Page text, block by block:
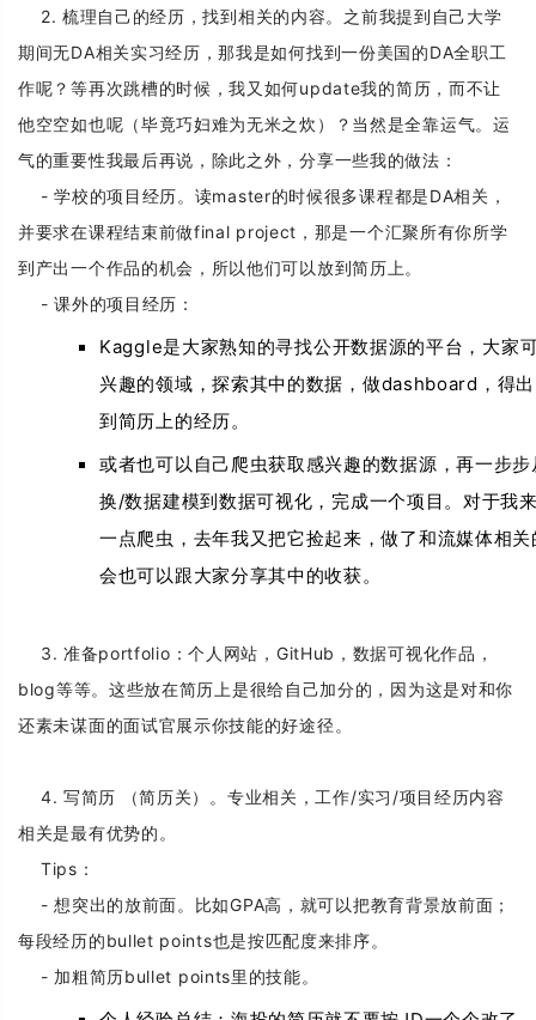
2. 梳理自己的经历，找到相关的内容。之前我提到自己大学
期间无DA相关实习经历，那我是如何找到一份美国的DA全职工
作呢？等再次跳槽的时候，我又如何update我的简历，而不让
他空空如也呢（毕竟巧妇难为无米之炊）？当然是全靠运气。运
气的重要性我最后再说，除此之外，分享一些我的做法：
- 学校的项目经历。读master的时候很多课程都是DA相关，
并要求在课程结束前做final project，那是一个汇聚所有你所学
到产出一个作品的机会，所以他们可以放到简历上。
- 课外的项目经历：
Kaggle是大家熟知的寻找公开数据源的平台，大家
兴趣的领域，探索其中的数据，做dashboard ，得出
到简历上的经历。
或者也可以自己爬虫获取感兴趣的数据源，再一步
换/数据建模到数据可视化，完成一个项目。对于我
一点爬虫，去年我又把它捡起来，做了和流媒体相
会也可以跟大家分享其中的收获。
3. 准备portfolio：个人网站，GitHub，数据可视化作品，
blog等等。 这些放在简历上是很给自己加分的，因为这是对和你
还素未谋面的面试官展示你技能的好途径。
4. 写简历 （简历关）。专业相关，工作/实习/项目经历内容
相关是最有优势的。
Tips：
- 想突出的放前面。比如GPA高，就可以把教育背景放前面；
每段经历的bullet points也是按匹配度来排序。
- 加粗简历bullet points里的技能。